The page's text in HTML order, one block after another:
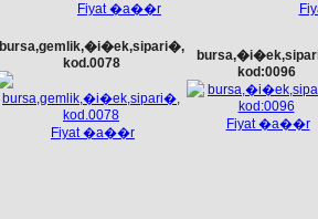
Fiyat �a��r
bursa,gemlik,�i�ek,sipari�,
kod.0078
Fiyat �a��r
kod:0096
Fiyat �a��r